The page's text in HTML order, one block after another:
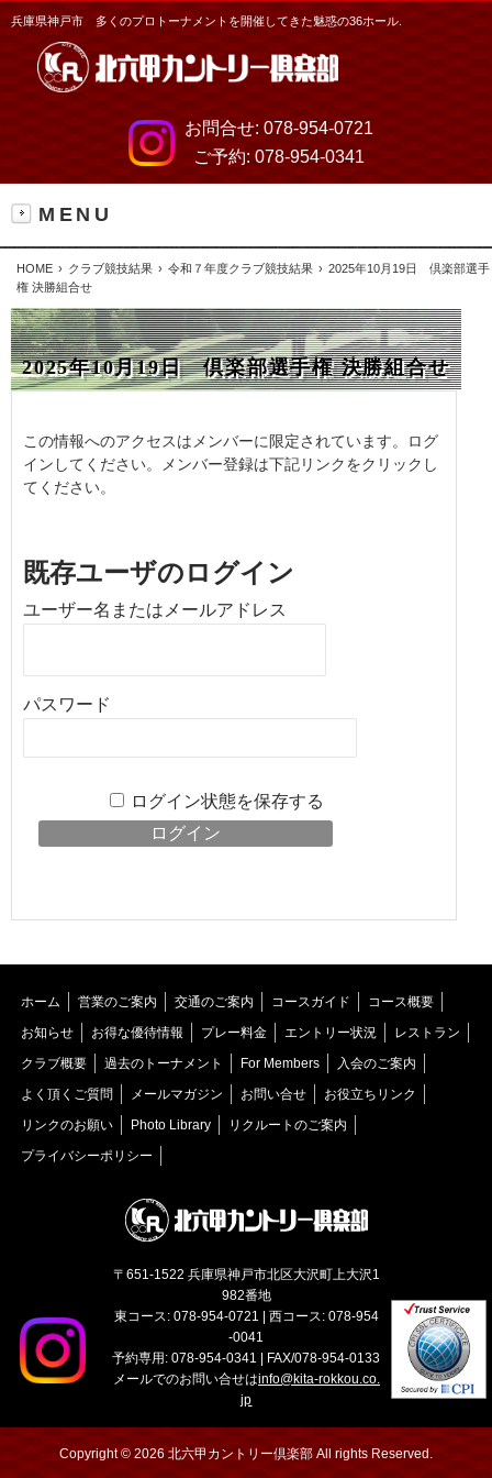
兵庫県神戸市 多くのプロトーナメントを開催してきた魅惑の36ホール.
お問合せ: 078-954-0721
ご予約: 078-954-0341
MENU
HOME クラブ競技結果 令和７年度クラブ競技結果
2025年10月19日 倶楽部選手
権 決勝組合せ
2025年10月19日 倶楽部選手権 決勝組合せ
この情報へのアクセスはメンバーに限定されています。ログ
インしてください。メンバー登録は下記リンクをクリックし
てください。
既存ユーザのログイン
ユーザー名またはメールアドレス
パスワード
ログイン状態を保存する
ホーム 営業のご案内 交通のご案内 コースガイド コース概要
お知らせ お得な優待情報 プレー料金 エントリー状況 レストラン
クラブ概要 過去のトーナメント For Members 入会のご案内
よく頂くご質問 メールマガジン お問い合せ お役立ちリンク
リンクのお願い Photo Library リクルートのご案内
プライバシーポリシー
〒651-1522 兵庫県神戸市北区大沢町上大沢1
982番地
東コース: 078-954-0721 | 西コース: 078-954
-0041
予約専用: 078-954-0341 | FAX/078-954-0133
メールでのお問い合せはinfo@kita-rokkou.co.
jp
Copyright © 2026 北六甲カントリー倶楽部 All rights Reserved.